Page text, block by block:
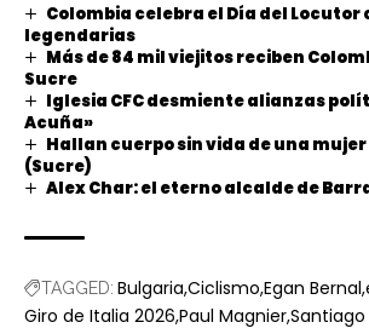
Colombia celebra el Día del Locutor
legendarias
Más de 84 mil viejitos reciben
Sucre
Iglesia CFC desmiente alianzas
Acuña»
Hallan cuerpo sin vida de una mujer
(Sucre)
Alex Char: el eterno alcalde de
TAGGED: Bulgaria Ciclismo Egan Bernal
Giro de Italia 2026 Paul Magnier